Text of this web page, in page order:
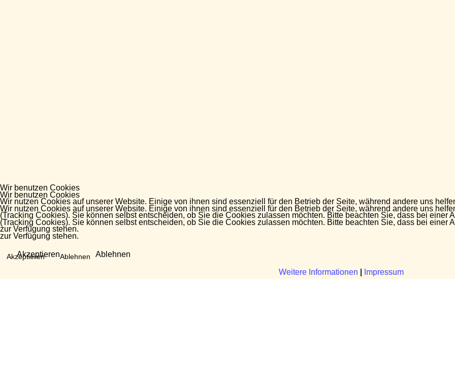
Wir benutzen Cookies
Wir nutzen Cookies auf unserer Website. Einige von ihnen sind essenziell für den Betrieb der Seite, während andere uns
(Tracking Cookies). Sie können selbst entscheiden, ob Sie die Cookies zulassen möchten. Bitte beachten Sie, dass bei
zur Verfügung stehen.
Akzeptieren Ablehnen
Weitere Informationen Impressum
Wir benutzen Cookies
Wir nutzen Cookies auf unserer Website. Einige von ihnen sind essenziell für den Betrieb der Seite, während andere uns
(Tracking Cookies). Sie können selbst entscheiden, ob Sie die Cookies zulassen möchten. Bitte beachten Sie, dass bei
zur Verfügung stehen.
Akzeptieren Ablehnen
Weitere Informationen Impressum